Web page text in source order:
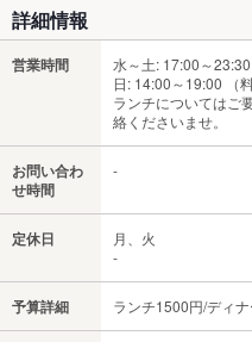
詳細情報
営業時間
水～土: 17:00～
日: 14:00～19:00 （
ランチについてはご
絡くださいませ。
お問い合わ
せ時間
-
定休日
月、火
-
予算詳細 ランチ1500円/ディ